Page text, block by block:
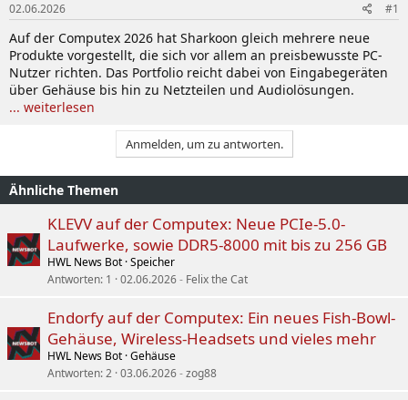
e
r
t
a
m
02.06.2026 #1
Auf der Computex 2026 hat Sharkoon gleich mehrere neue
Produkte vorgestellt, die sich vor allem an preisbewusste PC-
Nutzer richten. Das Portfolio reicht dabei von Eingabegeräten
über Gehäuse bis hin zu Netzteilen und Audiolösungen.
... weiterlesen
Anmelden, um zu antworten.
Ähnliche Themen
KLEVV auf der Computex: Neue PCIe-5.0-
Laufwerke, sowie DDR5-8000 mit bis zu 256 GB
HWL News Bot Speicher
Antworten 1 02.06.2026 Felix the Cat
Endorfy auf der Computex: Ein neues Fish-Bowl-
Gehäuse, Wireless-Headsets und vieles mehr
HWL News Bot Gehäuse
Antworten 2 03.06.2026 zog88